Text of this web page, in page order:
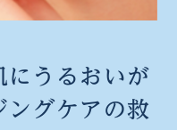
に うるおいが
ングケアの救